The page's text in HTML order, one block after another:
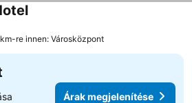
Árak megjelenítése
re innen: Városközpont
Árak megjelenítése